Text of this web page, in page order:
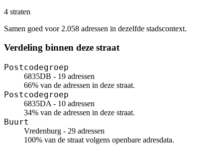
4 straten
Samen goed voor 2.058 adressen in dezelfde stadscontext.
Verdeling binnen deze straat
Postcodegroep
6835DB - 19 adressen
66% van de adressen in deze straat.
Postcodegroep
6835DA - 10 adressen
34% van de adressen in deze straat.
Buurt
Vredenburg - 29 adressen
100% van de straat volgens openbare adresdata.